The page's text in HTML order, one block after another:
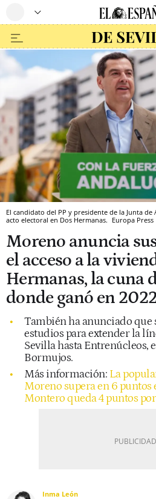
El candidato del PP y presidente de la Junta
acto electoral en Dos Hermanas. Europa Press
Moreno anuncia
el acceso a la
Hermanas, la cuna
donde ganó en
También ha anunciado que
estudios para extender la
Sevilla hasta Entrenúcleos,
Bormujos.
Más información: La
Moreno supera en 6 puntos
Montero queda 4 puntos
Inma León